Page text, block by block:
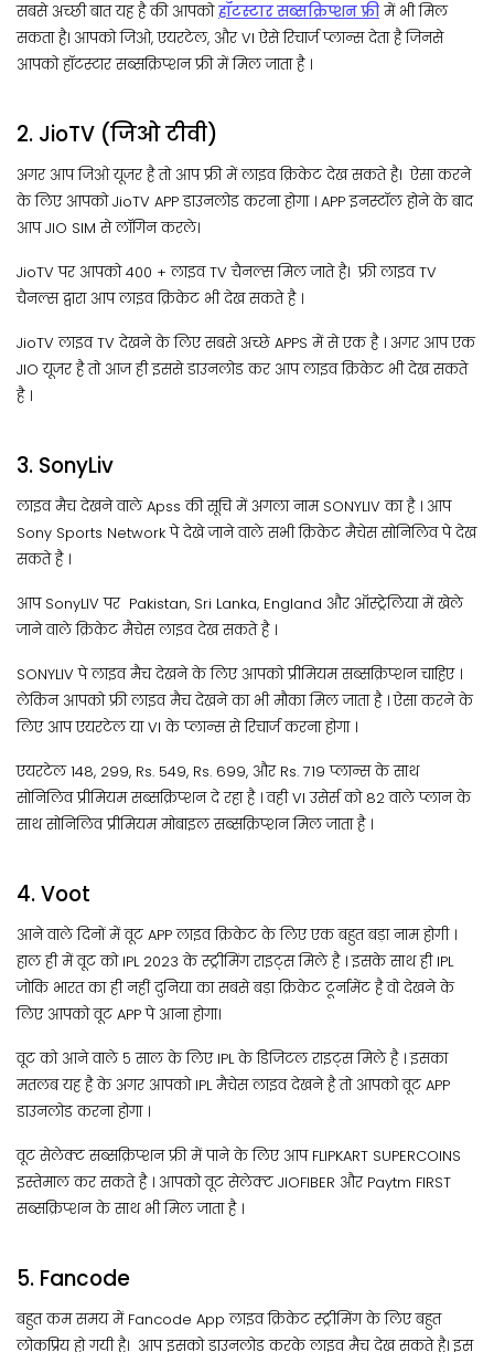
सबसे अच्छी बात यह है की आपकोहॉटस्टार सब्सक्रिप्शन फ्री में भी मिल
सकता है। आपको जिओ, एयरटेल, और VI ऐसे रिचार्ज प्लान्स देता है जिनसे
आपको हॉटस्टार सब्सक्रिप्शन फ्री में मिल जाता है ।
2. JioTV (जिओ टीवी)
अगर आप जिओ यूजर है तो आप फ्री में लाइव क्रिकेट देख सकते है। ऐसा करने
के लिए आपको JioTV APP डाउनलोड करना होगा । APP इनस्टॉल होने के बाद
आप JIO SIM से लॉगिन करले।
JioTV पर आपको 400 + लाइव TV चैनल्स मिल जाते है। फ्री लाइव TV
चैनल्स द्वारा आप लाइव क्रिकेट भी देख सकते है ।
JioTV लाइव TV देखने के लिए सबसे अच्छे APPS में से एक है । अगर आप एक
JIO यूजर है तो आज ही इससे डाउनलोड कर आप लाइव क्रिकेट भी देख सकते
है ।
3. SonyLiv
लाइव मैच देखने वाले Apss की सूचि में अगला नाम SONYLIV का है । आप
Sony Sports Network पे देखे जाने वाले सभी क्रिकेट मैचेस सोनिलिव पे देख
सकते है ।
आप SonyLIV पर Pakistan, Sri Lanka, England और ऑस्ट्रेलिया में खेले
जाने वाले क्रिकेट मैचेस लाइव देख सकते है ।
SONYLIV पे लाइव मैच देखने के लिए आपको प्रीमियम सब्सक्रिप्शन चाहिए ।
लेकिन आपको फ्री लाइव मैच देखने का भी मौका मिल जाता है । ऐसा करने के
लिए आप एयरटेल या VI के प्लान्स से रिचार्ज करना होगा ।
एयरटेल 148, 299, Rs. 549, Rs. 699, और Rs. 719 प्लान्स के साथ
सोनिलिव प्रीमियम सब्सक्रिप्शन दे रहा है । वही VI उसेर्स को 82 वाले प्लान के
साथ सोनिलिव प्रीमियम मोबाइल सब्सक्रिप्शन मिल जाता है ।
4. Voot
आने वाले दिनों में वूट APP लाइव क्रिकेट के लिए एक बहुत बड़ा नाम होगी ।
हाल ही में वूट को IPL 2023 के स्ट्रीमिंग राइट्स मिले है । इसके साथ ही IPL
जोकि भारत का ही नहीं दुनिया का सबसे बड़ा क्रिकेट टूर्नामेंट है वो देखने के
लिए आपको वूट APP पे आना होगा।
वूट को आने वाले ५ साल के लिए IPL के डिजिटल राइट्स मिले है । इसका
मतलब यह है के अगर आपको IPL मैचेस लाइव देखने है तो आपको वूट APP
डाउनलोड करना होगा ।
वूट सेलेक्ट सब्सक्रिप्शन फ्री में पाने के लिए आप FLIPKART SUPERCOINS
इस्तेमाल कर सकते है । आपको वूट सेलेक्ट JIOFIBER और Paytm FIRST
सब्सक्रिप्शन के साथ भी मिल जाता है ।
5. Fancode
बहुत कम समय में Fancode App लाइव क्रिकेट स्ट्रीमिंग के लिए बहुत
लोकप्रिय हो गयी है। आप इसको डाउनलोड करके लाइव मैच देख सकते है। इस